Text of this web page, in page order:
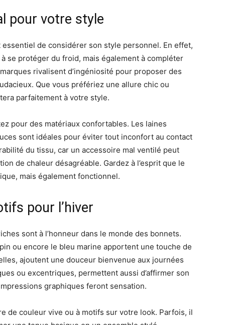
pour votre style
essentiel de considérer son style personnel. En effet,
se protéger du froid, mais également à compléter
rivalisent d’ingéniosité pour proposer des
Que vous préfériez une allure chic ou
parfaitement à votre style.
pour des matériaux confortables. Les laines
sont idéales pour éviter tout inconfort au contact
du tissu, car un accessoire mal ventilé peut
de chaleur désagréable. Gardez à l’esprit que le
mais également fonctionnel.
pour l’hiver
sont à l’honneur dans le monde des bonnets.
ou encore le bleu marine apportent une touche de
ajoutent une douceur bienvenue aux journées
ou excentriques, permettent aussi d’affirmer son
graphiques feront sensation.
de couleur vive ou à motifs sur votre look. Parfois, il